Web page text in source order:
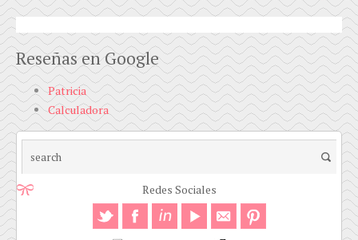
Reseñas en Google
Patricia
Calculadora
Redes Sociales